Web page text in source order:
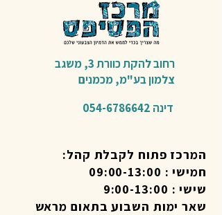
רחוב להקת כוורת 3,
משגב
צלמון בע"מ,מכמנים​
דינה 054-6786642
המרכז פתוח לקבלת קהל:
חמישי : 09:00-13:00
שישי : 9:00-13:00
שאר ימות השבוע בתאום מראש